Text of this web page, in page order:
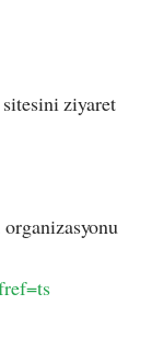
ziyaret
organizasyonu